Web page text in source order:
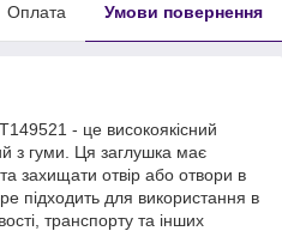
Оплата Умови повернення
- це високоякісний
з гуми. Ця заглушка має
захищати отвір або отвори в
підходить для використання в
транспорту та інших